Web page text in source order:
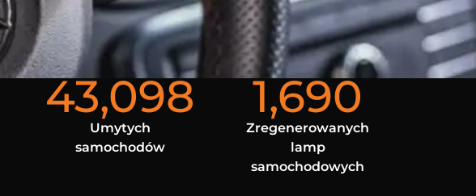
43,098
Umytych
samochodów
1,690
Zregenerowanych
lamp
samochodowych